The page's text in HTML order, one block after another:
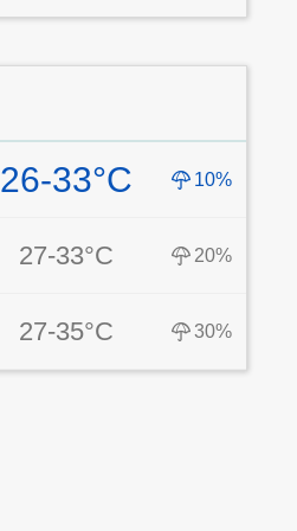
26-33°C 10%
27-33°C 20%
27-35°C 30%